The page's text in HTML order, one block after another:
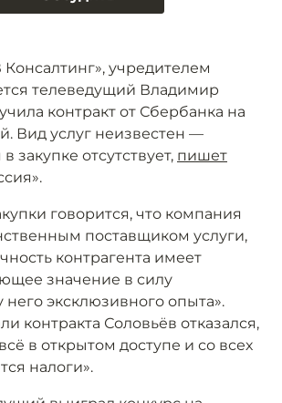
учредителем
телеведущий Владимир
контракт от Сбербанка на
Вид услуг неизвестен —
закупке отсутствует, пишет
говорится, что компания
поставщиком услуги,
контрагента имеет
значение в силу
эксклюзивного опыта».
контракта Соловьёв отказался,
в открытом доступе и со всех
налоги».